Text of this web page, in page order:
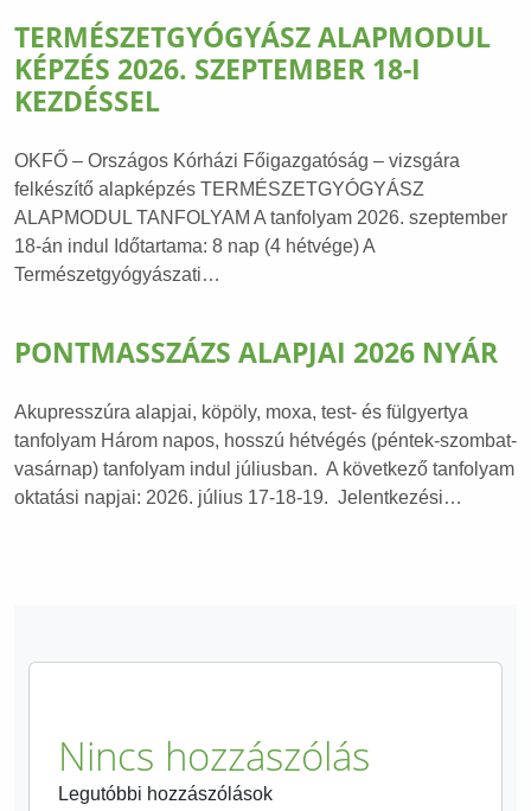
TERMÉSZETGYÓGYÁSZ ALAPMODUL
KÉPZÉS 2026. SZEPTEMBER 18-I
KEZDÉSSEL
OKFŐ – Országos Kórházi Főigazgatóság – vizsgára
felkészítő alapképzés TERMÉSZETGYÓGYÁSZ
ALAPMODUL TANFOLYAM A tanfolyam 2026. szeptember
18-án indul Időtartama: 8 nap (4 hétvége) A
Természetgyógyászati…
PONTMASSZÁZS ALAPJAI 2026 NYÁR
Akupresszúra alapjai, köpöly, moxa, test- és fülgyertya
tanfolyam Három napos, hosszú hétvégés (péntek-szombat-
vasárnap) tanfolyam indul júliusban. A következő tanfolyam
oktatási napjai: 2026. július 17-18-19. Jelentkezési…
Nincs hozzászólás
Legutóbbi hozzászólások